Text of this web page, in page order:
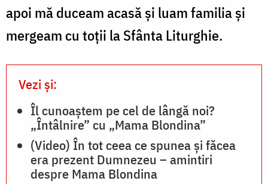
apoi mă duceam acasă şi luam familia şi
mergeam cu toţii la Sfânta Liturghie.
Vezi și:
Îl cunoaștem pe cel de lângă noi?
„Întâlnire” cu „Mama Blondina”
(Video) În tot ceea ce spunea și făcea
era prezent Dumnezeu – amintiri
despre Mama Blondina